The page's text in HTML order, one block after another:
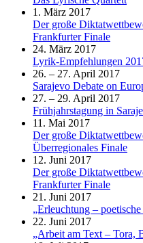
1. März 2017
Der große
Frankfurter Finale
24. März 2017
Lyrik-Empfehlungen
26. – 27. April 2017
Sarajevo Debate on
27. – 29. April 2017
Frühjahrstagung in
11. Mai 2017
Der große
Überregionales Finale
12. Juni 2017
Der große
Frankfurter Finale
21. Juni 2017
„Erleuchtung –
22. Juni 2017
„Arbeit am Text – Tora,